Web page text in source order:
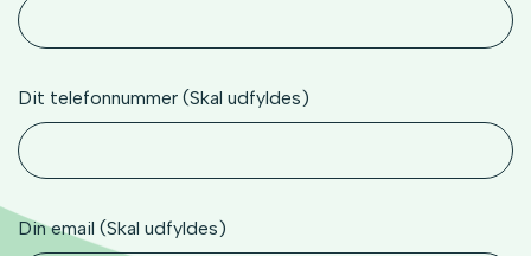
Dit telefonnummer (Skal udfyldes)
Din email (Skal udfyldes)